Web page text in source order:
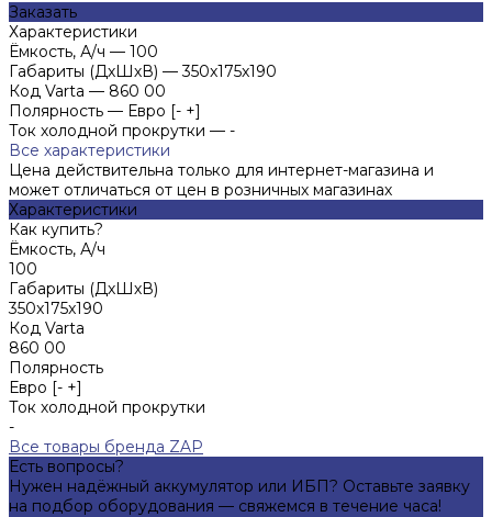
Заказать
Характеристики
Ёмкость, А/ч — 100
Габариты (ДхШхВ) — 350x175x190
Код Varta — 860 00
Полярность — Евро [- +]
Ток холодной прокрутки — -
Все характеристики
Цена действительна только для интернет-магазина и
может отличаться от цен в розничных магазинах
Характеристики
Как купить?
Ёмкость, А/ч
100
Габариты (ДхШхВ)
350x175x190
Код Varta
860 00
Полярность
Евро [- +]
Ток холодной прокрутки
-
Все товары бренда ZAP
Есть вопросы?
Нужен надёжный аккумулятор или ИБП? Оставьте заявку
на подбор оборудования — свяжемся в течение часа!